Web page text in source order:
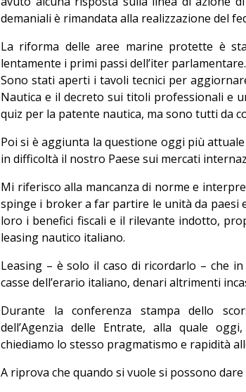
demaniali è rimandata alla realizzazione del
La riforma delle aree marine protette è
lentamente i primi passi dell’iter parlamentare.
Sono stati aperti i tavoli tecnici per
Nautica e il decreto sui titoli professionali e
quiz per la patente nautica, ma sono tutti da
Poi si è aggiunta la questione oggi più
in difficoltà il nostro Paese sui mercati
Mi riferisco alla mancanza di norme e
spinge i broker a far partire le unità da paesi
loro i benefici fiscali e il rilevante indotto,
leasing nautico italiano.
Leasing – è solo il caso di ricordarlo – che
casse dell’erario italiano, denari altrimenti
Durante la conferenza stampa dello
dell’Agenzia delle Entrate, alla quale
chiediamo lo stesso pragmatismo e rapidità
A riprova che quando si vuole si possono